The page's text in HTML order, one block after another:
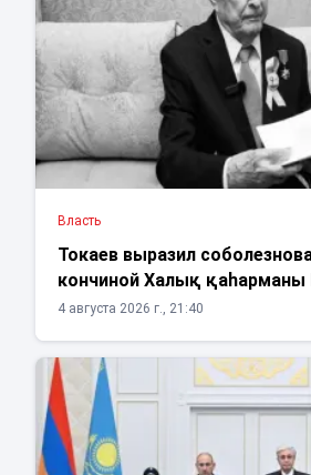
Власть
Токаев выразил
кончиной Халық қаһарманы
4 августа 2026 г., 21:40